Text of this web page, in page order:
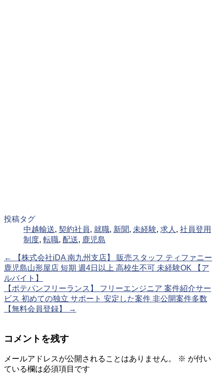
投稿タグ
中越輸送, 契約社員, 就職, 新聞, 未経験, 求人 , 社員登用
制度, 転職, 配送, 鹿児島
←
【株式会社iDA 南九州支店】 販売スタッフ ティファニー
鹿児島山形屋店 短期 週4日以上 高校生不可 未経験OK 【ア
ルバイト】
【ポテパンフリーランス】 フリーエンジニア 案件紹介サー
ビス 初めての独立 サポート 安定した案件 非公開案件多数
【無料会員登録】
→
コメントを残す
メールアドレスが公開されることはありません。 ※ が付い
ている欄は必須項目です